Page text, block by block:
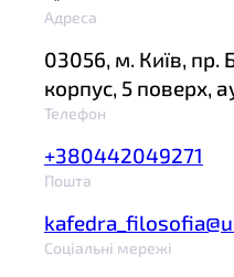
Адреса
03056, м. Київ, пр.
корпус, 5 поверх,
Телефон
+380442049271
Пошта
Соціальні мережі